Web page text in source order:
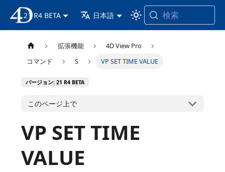
4D ドキュメンテーション
21 R4 BETA 日本語 検索
拡張機能
4D View Pro
コマンド
S VP SET TIME VALUE
バージョン: 21 R4 BETA
このページ上で
VP SET TIME
VALUE